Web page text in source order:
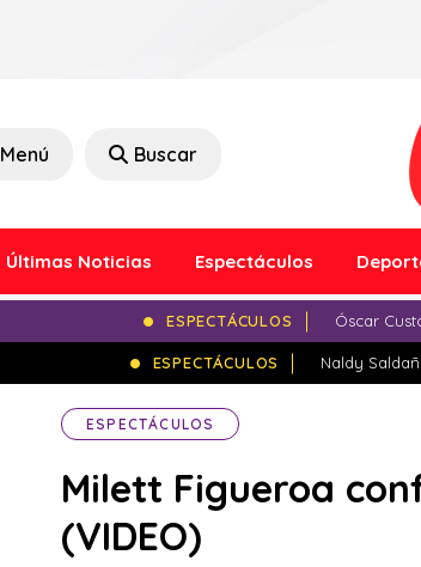
Menú Buscar
Últimas Noticias Espectáculos
ESPECTÁCULOS Óscar
ESPECTÁCULOS Naldy
ESPECTÁCULOS
Milett Figueroa
(VIDEO)